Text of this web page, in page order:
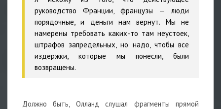
руководство Франции, французы — люди
порядочные, и деньги нам вернут. Мы не
намерены требовать каких-то там неустоек,
штрафов запредельных, но надо, чтобы все
издержки, которые мы понесли, были
возвращены.
Должно быть, Олланд слушал фрагменты прямой